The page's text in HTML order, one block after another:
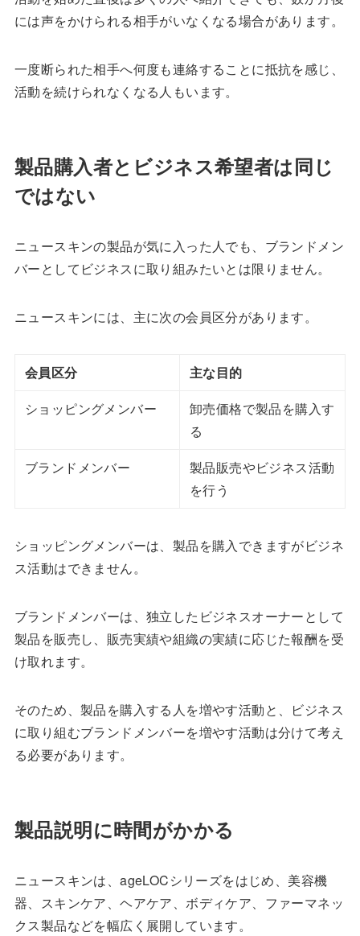
には声をかけられる相手がいなくなる場合があります。
一度断られた相手へ何度も連絡することに抵抗を感じ、
活動を続けられなくなる人もいます。
製品購入者とビジネス希望者は同じ
ではない
ニュースキンの製品が気に入った人でも、ブランドメン
バーとしてビジネスに取り組みたいとは限りません。
ニュースキンには、主に次の会員区分があります。
会員区分
主な目的
ショッピングメンバー
卸売価格で製品を購入す
る
ブランドメンバー
製品販売やビジネス活動
を行う
ショッピングメンバーは、製品を購入できますがビジネ
ス活動はできません。
ブランドメンバーは、独立したビジネスオーナーとして
製品を販売し、販売実績や組織の実績に応じた報酬を受
け取れます。
そのため、製品を購入する人を増やす活動と、ビジネス
に取り組むブランドメンバーを増やす活動は分けて考え
る必要があります。
製品説明に時間がかかる
ニュースキンは、ageLOCシリーズをはじめ、美容機
器、スキンケア、ヘアケア、ボディケア、ファーマネッ
クス製品などを幅広く展開しています。